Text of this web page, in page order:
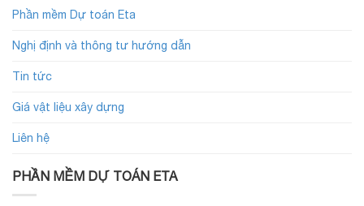
Phần mềm Dự toán Eta
Nghị định và thông tư hướng dẫn
Tin tức
Giá vật liệu xây dựng
Liên hệ
PHẦN MỀM DỰ TOÁN ETA